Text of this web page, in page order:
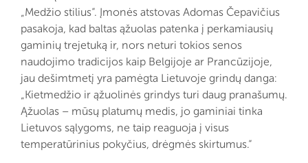
„Medžio stilius“. Įmonės atstovas Adomas Čepavičius
pasakoja, kad baltas ąžuolas patenka į perkamiausių
gaminių trejetuką ir, nors neturi tokios senos
naudojimo tradicijos kaip Belgijoje ar Prancūzijoje,
jau dešimtmetį yra pamėgta Lietuvoje grindų danga:
„Kietmedžio ir ąžuolinės grindys turi daug pranašumų.
Ąžuolas – mūsų platumų medis, jo gaminiai tinka
Lietuvos sąlygoms, ne taip reaguoja į visus
temperatūrinius pokyčius, drėgmės skirtumus.“